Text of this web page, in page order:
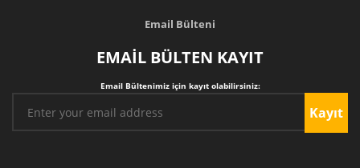
Email Bülteni
EMAİL BÜLTEN KAYIT
Email Bültenimiz için kayıt olabilirsiniz:
Kayıt